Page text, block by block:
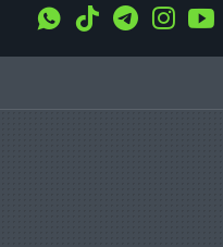
WhatsApp
Tiktok Telegram